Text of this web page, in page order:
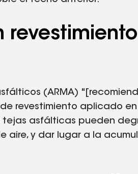
(ARMA)
revestimiento aplicado
tejas asfálticas pueden
aire, y dar lugar a la